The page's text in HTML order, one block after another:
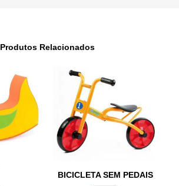
Produtos Relacionados
BICICLETA SEM PEDAIS